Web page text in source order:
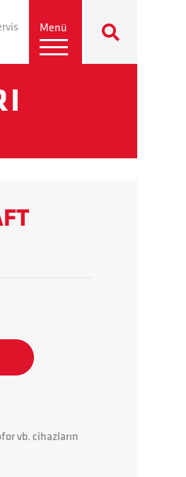
Menü
vb. cihazların